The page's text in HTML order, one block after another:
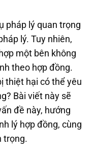
pháp lý quan trọng
lý. Tuy nhiên,
một bên không
theo hợp đồng.
thiệt hại có thể yêu
Bài viết này sẽ
đề này, hướng
lý hợp đồng, cùng
trọng.